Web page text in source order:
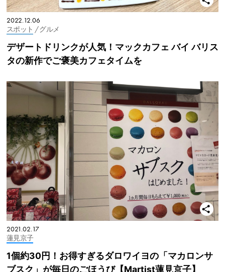
2022.12.06
スポット / グルメ
デザートドリンクが人気！マックカフェ バイ バリス
タの新作でご褒美カフェタイムを
2021.02.17
蓮見京子
1個約30円！お得すぎるダロワイヨの「マカロンサ
ブスク」が毎日のごほうび【Martist蓮見京子】